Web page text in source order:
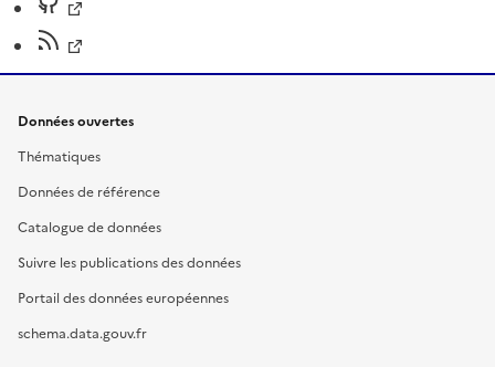
Données ouvertes
Thématiques
Données de référence
Catalogue de données
Suivre les publications des données
Portail des données européennes
schema.data.gouv.fr